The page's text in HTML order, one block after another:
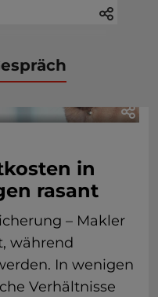
in
rasant
– Makler
während
In wenigen
Verhältnisse